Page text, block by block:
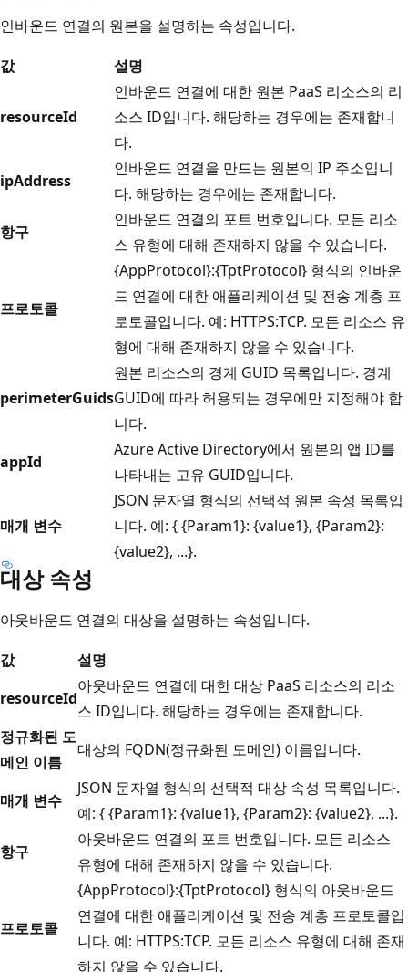
인바운드 연결의 원본을 설명하는 속성입니다.
값
설명
resourceId
인바운드 연결에 대한 원본 PaaS 리소스의 리
소스 ID입니다. 해당하는 경우에는 존재합니
다.
ipAddress
인바운드 연결을 만드는 원본의 IP 주소입니
다. 해당하는 경우에는 존재합니다.
항구
인바운드 연결의 포트 번호입니다. 모든 리소
스 유형에 대해 존재하지 않을 수 있습니다.
프로토콜
{AppProtocol}:{TptProtocol} 형식의 인바운
드 연결에 대한 애플리케이션 및 전송 계층 프
로토콜입니다. 예: HTTPS:TCP. 모든 리소스 유
형에 대해 존재하지 않을 수 있습니다.
perimeterGuids
원본 리소스의 경계 GUID 목록입니다. 경계
GUID에 따라 허용되는 경우에만 지정해야 합
니다.
appId
Azure Active Directory에서 원본의 앱 ID를
나타내는 고유 GUID입니다.
매개 변수
JSON 문자열 형식의 선택적 원본 속성 목록입
니다. 예: { {Param1}: {value1}, {Param2}:
{value2}, ...}.
대상 속성
아웃바운드 연결의 대상을 설명하는 속성입니다.
값
설명
resourceId
아웃바운드 연결에 대한 대상 PaaS 리소스의 리소
스 ID입니다. 해당하는 경우에는 존재합니다.
정규화된 도
메인 이름
대상의 FQDN(정규화된 도메인) 이름입니다.
매개 변수
JSON 문자열 형식의 선택적 대상 속성 목록입니다.
예: { {Param1}: {value1}, {Param2}: {value2}, ...}.
항구
아웃바운드 연결의 포트 번호입니다. 모든 리소스
유형에 대해 존재하지 않을 수 있습니다.
프로토콜
{AppProtocol}:{TptProtocol} 형식의 아웃바운드
연결에 대한 애플리케이션 및 전송 계층 프로토콜입
니다. 예: HTTPS:TCP. 모든 리소스 유형에 대해 존재
하지 않을 수 있습니다.